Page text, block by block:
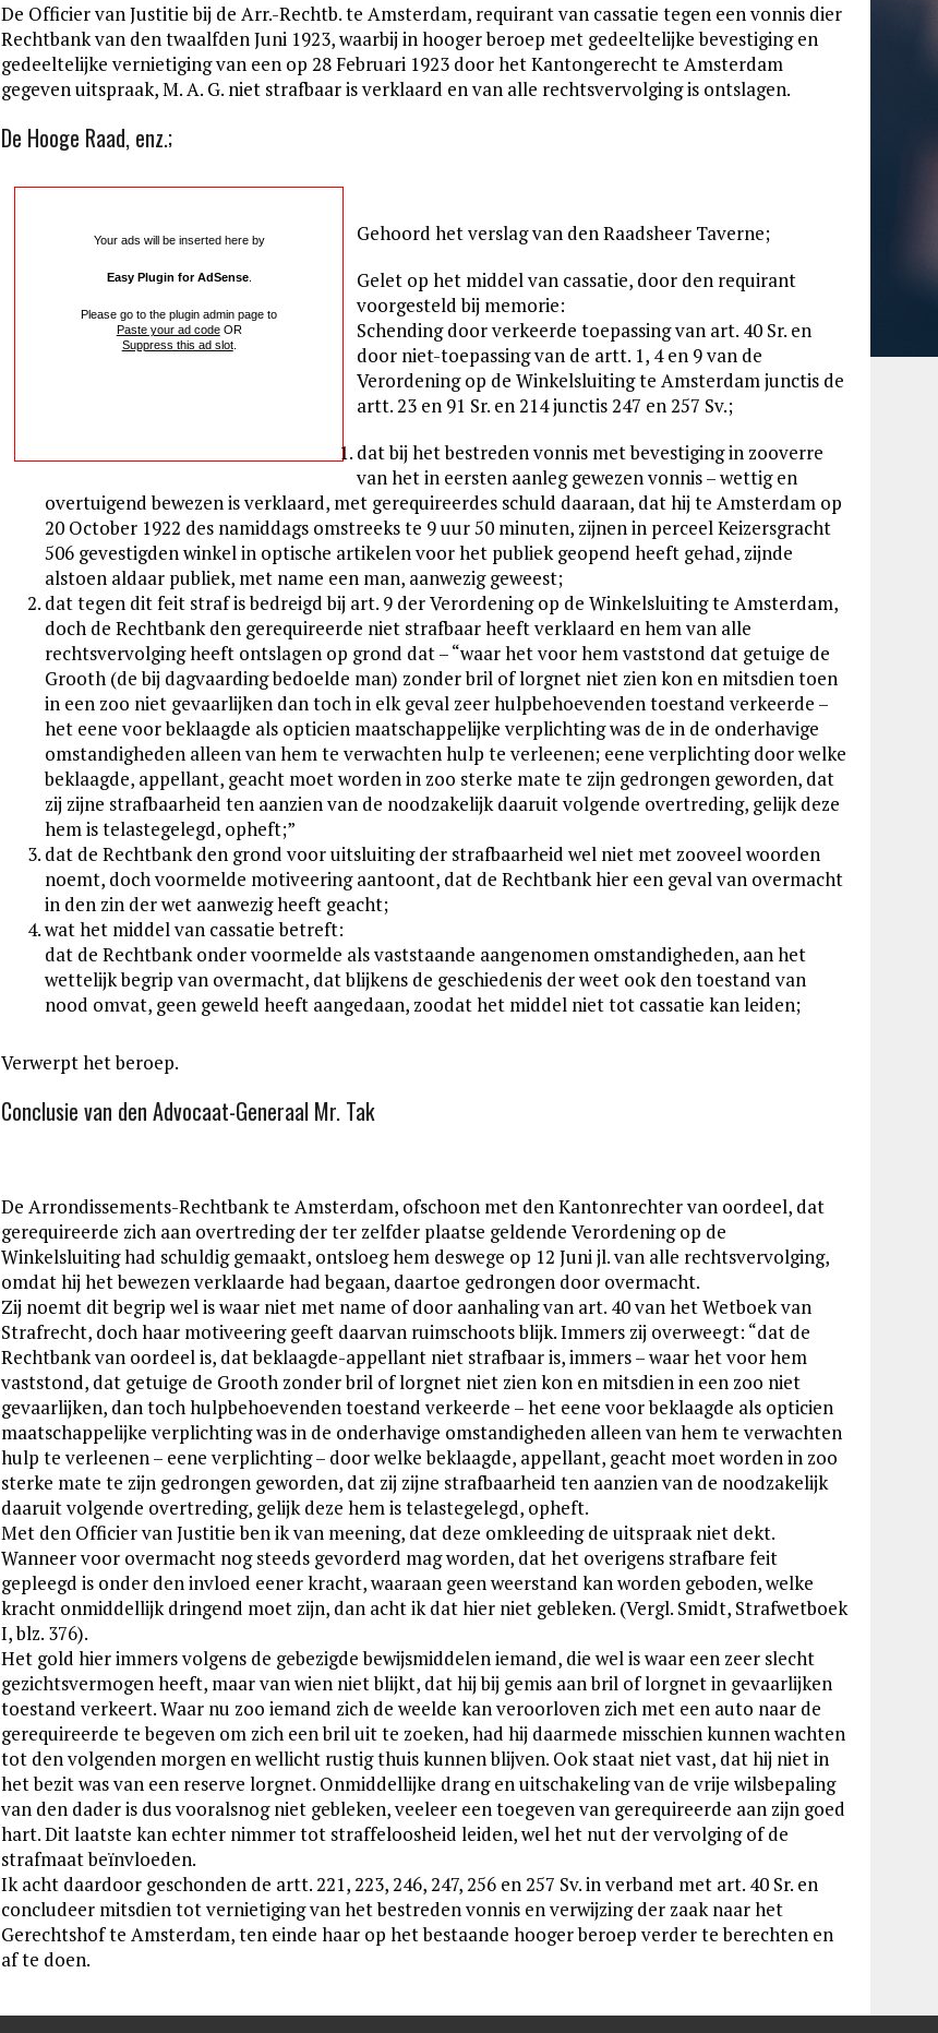
De Officier van Justitie bij de Arr.-Rechtb. te Amsterdam, requirant van cassatie tegen een vonnis dier
Rechtbank van den twaalfden Juni 1923, waarbij in hooger beroep met gedeeltelijke bevestiging en
gedeeltelijke vernietiging van een op 28 Februari 1923 door het Kantongerecht te Amsterdam
gegeven uitspraak, M. A. G. niet strafbaar is verklaard en van alle rechtsvervolging is ontslagen.
De Hooge Raad, enz.;
Your ads will be inserted here by
Easy Plugin for AdSense.
Please go to the plugin admin page to
Paste your ad codeOR
Suppress this ad slot.
Gehoord het verslag van den Raadsheer Taverne;
Gelet op het middel van cassatie, door den requirant
voorgesteld bij memorie:
Schending door verkeerde toepassing van art. 40 Sr. en
door niet-toepassing van de artt. 1, 4 en 9 van de
Verordening op de Winkelsluiting te Amsterdam junctis de
artt. 23 en 91 Sr. en 214 junctis 247 en 257 Sv.;
dat bij het bestreden vonnis met bevestiging in zooverre
van het in eersten aanleg gewezen vonnis – wettig en
overtuigend bewezen is verklaard, met gerequireerdes schuld daaraan, dat hij te Amsterdam op
20 October 1922 des namiddags omstreeks te 9 uur 50 minuten, zijnen in perceel Keizersgracht
506 gevestigden winkel in optische artikelen voor het publiek geopend heeft gehad, zijnde
alstoen aldaar publiek, met name een man, aanwezig geweest;
dat tegen dit feit straf is bedreigd bij art. 9 der Verordening op de Winkelsluiting te Amsterdam,
doch de Rechtbank den gerequireerde niet strafbaar heeft verklaard en hem van alle
rechtsvervolging heeft ontslagen op grond dat – “waar het voor hem vaststond dat getuige de
Grooth (de bij dagvaarding bedoelde man) zonder bril of lorgnet niet zien kon en mitsdien toen
in een zoo niet gevaarlijken dan toch in elk geval zeer hulpbehoevenden toestand verkeerde –
het eene voor beklaagde als opticien maatschappelijke verplichting was de in de onderhavige
omstandigheden alleen van hem te verwachten hulp te verleenen; eene verplichting door welke
beklaagde, appellant, geacht moet worden in zoo sterke mate te zijn gedrongen geworden, dat
zij zijne strafbaarheid ten aanzien van de noodzakelijk daaruit volgende overtreding, gelijk deze
hem is telastegelegd, opheft;”
dat de Rechtbank den grond voor uitsluiting der strafbaarheid wel niet met zooveel woorden
noemt, doch voormelde motiveering aantoont, dat de Rechtbank hier een geval van overmacht
in den zin der wet aanwezig heeft geacht;
wat het middel van cassatie betreft:
dat de Rechtbank onder voormelde als vaststaande aangenomen omstandigheden, aan het
wettelijk begrip van overmacht, dat blijkens de geschiedenis der weet ook den toestand van
nood omvat, geen geweld heeft aangedaan, zoodat het middel niet tot cassatie kan leiden;
Verwerpt het beroep.
Conclusie van den Advocaat-Generaal Mr. Tak
De Arrondissements-Rechtbank te Amsterdam, ofschoon met den Kantonrechter van oordeel, dat
gerequireerde zich aan overtreding der ter zelfder plaatse geldende Verordening op de
Winkelsluiting had schuldig gemaakt, ontsloeg hem deswege op 12 Juni jl. van alle rechtsvervolging,
omdat hij het bewezen verklaarde had begaan, daartoe gedrongen door overmacht.
Zij noemt dit begrip wel is waar niet met name of door aanhaling van art. 40 van het Wetboek van
Strafrecht, doch haar motiveering geeft daarvan ruimschoots blijk. Immers zij overweegt: “dat de
Rechtbank van oordeel is, dat beklaagde-appellant niet strafbaar is, immers – waar het voor hem
vaststond, dat getuige de Grooth zonder bril of lorgnet niet zien kon en mitsdien in een zoo niet
gevaarlijken, dan toch hulpbehoevenden toestand verkeerde – het eene voor beklaagde als opticien
maatschappelijke verplichting was in de onderhavige omstandigheden alleen van hem te verwachten
hulp te verleenen – eene verplichting – door welke beklaagde, appellant, geacht moet worden in zoo
sterke mate te zijn gedrongen geworden, dat zij zijne strafbaarheid ten aanzien van de noodzakelijk
daaruit volgende overtreding, gelijk deze hem is telastegelegd, opheft.
Met den Officier van Justitie ben ik van meening, dat deze omkleeding de uitspraak niet dekt.
Wanneer voor overmacht nog steeds gevorderd mag worden, dat het overigens strafbare feit
gepleegd is onder den invloed eener kracht, waaraan geen weerstand kan worden geboden, welke
kracht onmiddellijk dringend moet zijn, dan acht ik dat hier niet gebleken. (Vergl. Smidt, Strafwetboek
I, blz. 376).
Het gold hier immers volgens de gebezigde bewijsmiddelen iemand, die wel is waar een zeer slecht
gezichtsvermogen heeft, maar van wien niet blijkt, dat hij bij gemis aan bril of lorgnet in gevaarlijken
toestand verkeert. Waar nu zoo iemand zich de weelde kan veroorloven zich met een auto naar de
gerequireerde te begeven om zich een bril uit te zoeken, had hij daarmede misschien kunnen wachten
tot den volgenden morgen en wellicht rustig thuis kunnen blijven. Ook staat niet vast, dat hij niet in
het bezit was van een reserve lorgnet. Onmiddellijke drang en uitschakeling van de vrije wilsbepaling
van den dader is dus vooralsnog niet gebleken, veeleer een toegeven van gerequireerde aan zijn goed
hart. Dit laatste kan echter nimmer tot straffeloosheid leiden, wel het nut der vervolging of de
strafmaat beïnvloeden.
Ik acht daardoor geschonden de artt. 221, 223, 246, 247, 256 en 257 Sv. in verband met art. 40 Sr. en
concludeer mitsdien tot vernietiging van het bestreden vonnis en verwijzing der zaak naar het
Gerechtshof te Amsterdam, ten einde haar op het bestaande hooger beroep verder te berechten en
af te doen.